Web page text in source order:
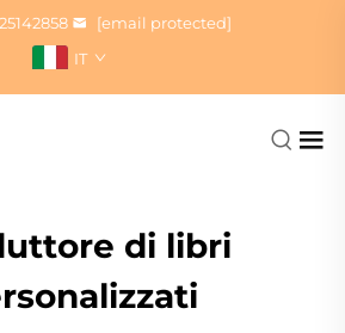
[email protected]
IT
di libri